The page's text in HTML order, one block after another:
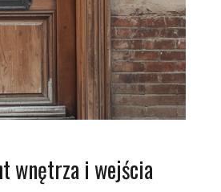
wnętrza i wejścia